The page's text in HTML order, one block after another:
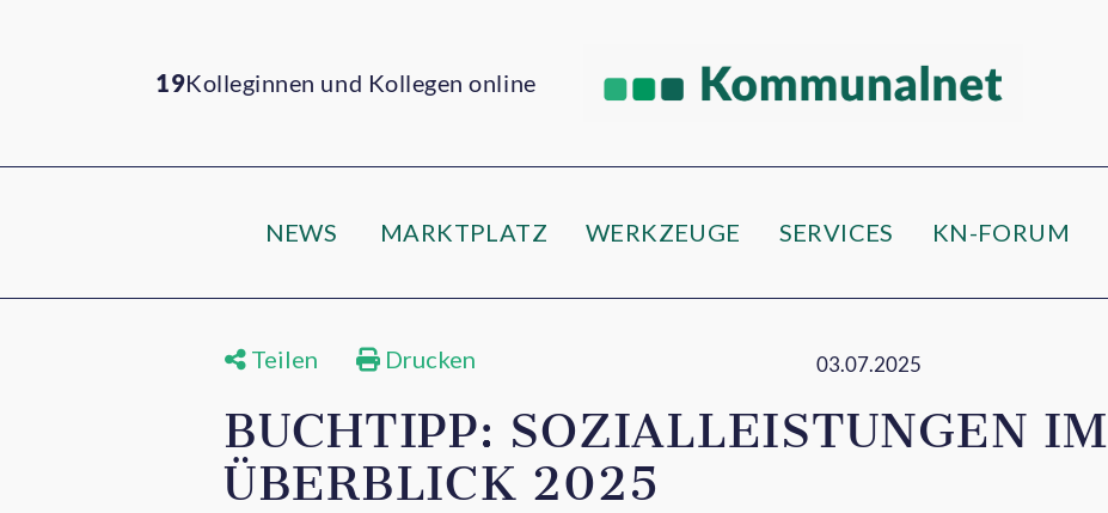
19Kolleginnen und Kollegen online
NEWS MARKTPLATZ WERKZEUGE SERVICES KN-FORUM
Teilen Drucken 03.07.2025
BUCHTIPP: SOZIALLEISTUNGEN IM
ÜBERBLICK 2025